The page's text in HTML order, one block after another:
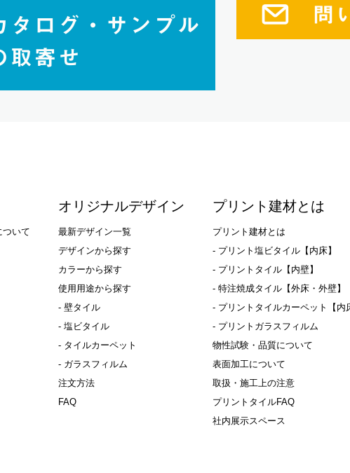
ついて
オリジナルデザイン
最新デザイン一覧
デザインから探す
カラーから探す
使用用途から探す
- 壁タイル
- 塩ビタイル
- タイルカーペット
- ガラスフィルム
注文方法
FAQ
プリント建材とは
プリント建材とは
- プリント塩ビタイル【内床】
- プリントタイル【内壁】
- 特注焼成タイル【外床・外壁】
- プリントタイルカーペット【内
- プリントガラスフィルム
物性試験・品質について
表面加工について
取扱・施工上の注意
プリントタイルFAQ
社内展示スペース